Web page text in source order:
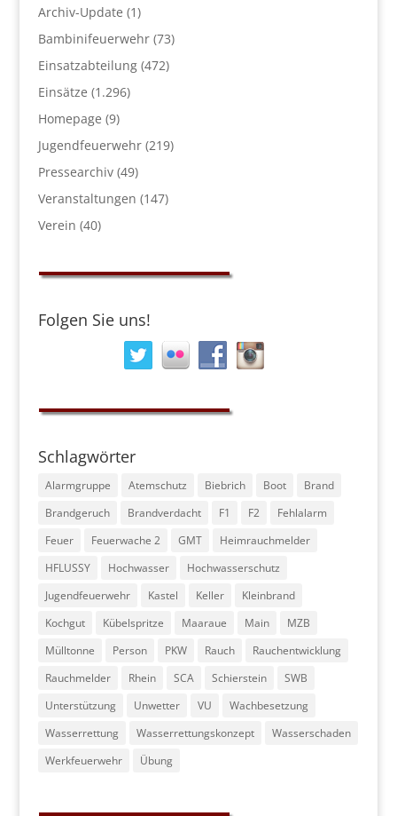
Archiv-Update (1)
Bambinifeuerwehr(73)
Einsatzabteilung(472)
Einsätze (1.296)
Homepage (9)
Jugendfeuerwehr(219)
Pressearchiv(49)
Veranstaltungen (147)
Verein (40)
Folgen Sie uns!
Schlagwörter
Alarmgruppe Atemschutz Biebrich Boot
Brand
Brandgeruch
Brandverdacht F1 F2
Fehlalarm
Feuer
Feuerwache 2 GMT
Heimrauchmelder
HFLUSSY
Hochwasser
Hochwasserschutz
Jugendfeuerwehr
Kastel Keller
Kleinbrand
Kochgut
Kübelspritze Maaraue Main
MZB
Mülltonne
Person PKW Rauch
Rauchentwicklung
Rauchmelder
Rhein SCA Schierstein
SWB
Unterstützung
Unwetter VU
Wachbesetzung
Wasserrettung
Wasserrettungskonzept
Wasserschaden
Werkfeuerwehr
Übung